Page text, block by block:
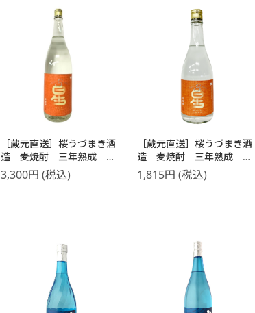
［蔵元直送］桜うづまき酒
造 麦焼酎 三年熟成
1800ml
3,300円 (税込)
［蔵元直送］桜うづまき酒
造 麦焼酎 三年熟成
720ml
1,815円 (税込)